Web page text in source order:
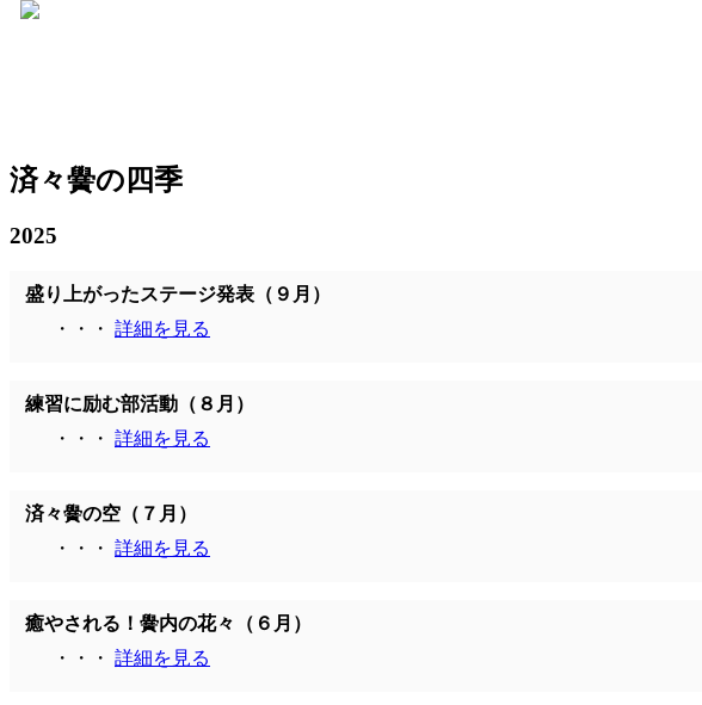
済々黌の四季
2025
盛り上がったステージ発表（９月）
・・・ 詳細を見る
練習に励む部活動（８月）
・・・ 詳細を見る
済々黌の空（７月）
・・・ 詳細を見る
癒やされる！黌内の花々（６月）
・・・ 詳細を見る